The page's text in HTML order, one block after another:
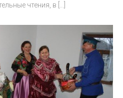
чтения, в